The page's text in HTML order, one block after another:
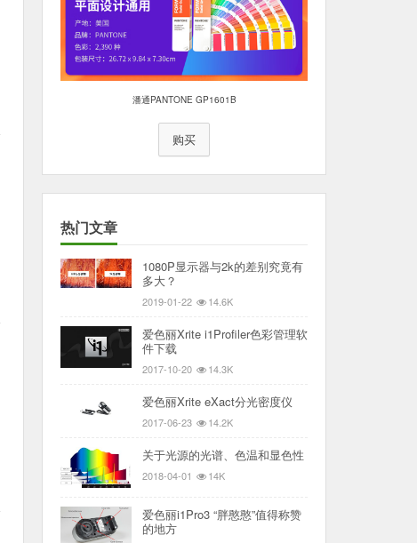
潘通PANTONE GP1601B
购买
热门文章
1080P显示器与2k的差别究竟有
多大？
2019-01-22 14.6K
爱色丽Xrite i1Profiler色彩管理软
件下载
2017-10-20 14.3K
爱色丽Xrite eXact分光密度仪
2017-06-23 14.2K
关于光源的光谱、色温和显色性
2018-04-01 14K
爱色丽i1Pro3 “胖憨憨”值得称赞
的地方